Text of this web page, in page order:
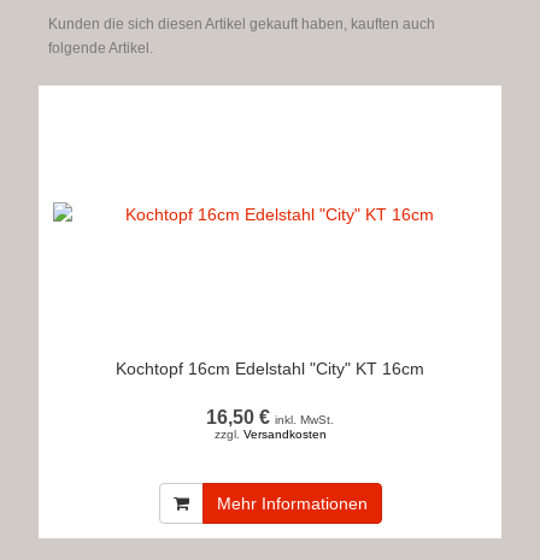
Kunden die sich diesen Artikel gekauft haben, kauften auch
folgende Artikel.
Kochtopf 16cm Edelstahl "City" KT 16cm
16,50 € inkl. MwSt.
zzgl. Versandkosten
Mehr Informationen